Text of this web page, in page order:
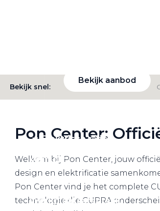
Bekijk aanbod
Elektrisch rijden
Verhuur
Vestigingen
Werkplaatsafspraak
Bekijk snel: Modellen
Pon Center:
Welkom bij Pon Center, jouw
design en elektrificatie
Pon Center vind je het complete
technologie die CUPRA